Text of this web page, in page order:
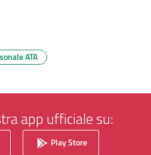
ATA
app ufficiale su:
Play Store